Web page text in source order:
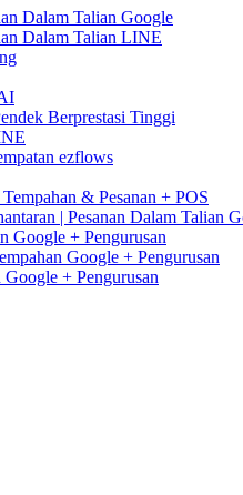
Dalam Talian Google
Dalam Talian LINE
Berprestasi Tinggi
ezflows
& Pesanan + POS
| Pesanan Dalam Talian
Google + Pengurusan
Google + Pengurusan
+ Pengurusan